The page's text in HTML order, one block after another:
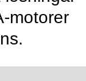
motorer